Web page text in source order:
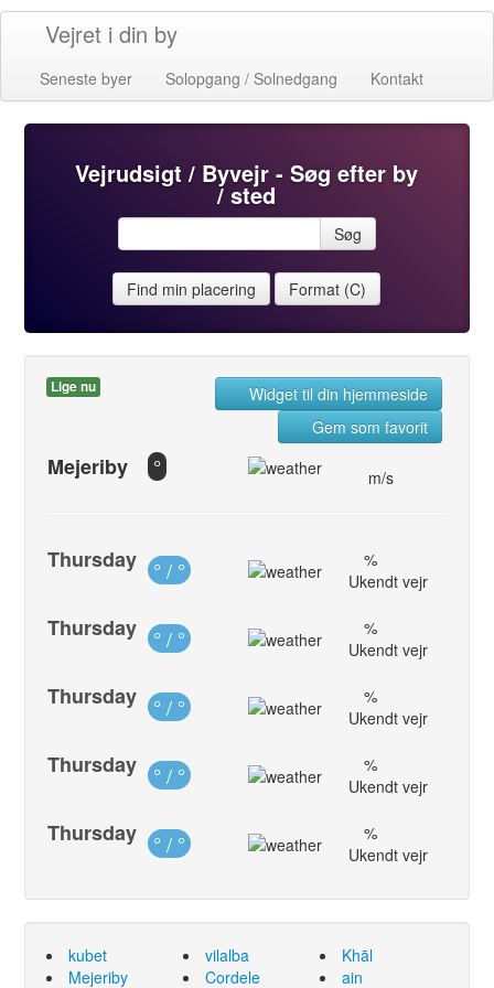
Vejret i din by
Seneste byer Solopgang / Solnedgang Kontakt
Vejrudsigt / Byvejr - Søg efter by
/ sted
Søg
Find min placering Format (C)
Lige nu
Widget til din hjemmeside
Gem som favorit
Mejeriby ° m/s
Thursday ° / °
%
Ukendt vejr
Thursday ° / °
%
Ukendt vejr
Thursday ° / °
%
Ukendt vejr
Thursday ° / °
%
Ukendt vejr
Thursday ° / °
%
Ukendt vejr
kubet
Mejeriby
vilalba
Cordele
Khāl
ain